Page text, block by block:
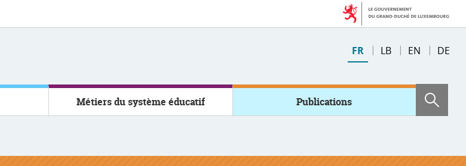
Changer
de
FR LB EN DE
Métiers du système éducatif Publications